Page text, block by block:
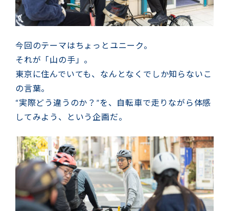
今回のテーマはちょっとユニーク。
それが「山の手」。
東京に住んでいても、なんとなくでしか知らないこ
の言葉。
“実際どう違うのか？”を、自転車で走りながら体感
してみよう、という企画だ。